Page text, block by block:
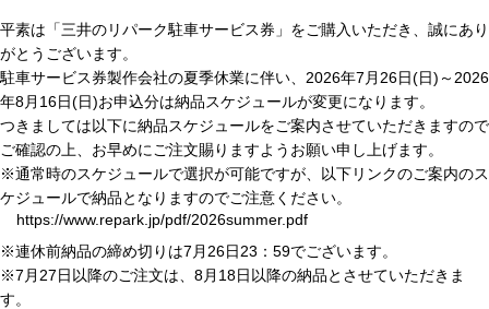
平素は「三井のリパーク駐車サービス券」をご購入いただき、誠にあり
がとうございます。
駐車サービス券製作会社の夏季休業に伴い、2026年7月26日(日)～2026
年8月16日(日)お申込分は納品スケジュールが変更になります。
つきましては以下に納品スケジュールをご案内させていただきますので
ご確認の上、お早めにご注文賜りますようお願い申し上げます。
※通常時のスケジュールで選択が可能ですが、以下リンクのご案内のス
ケジュールで納品となりますのでご注意ください。
https://www.repark.jp/pdf/2026summer.pdf
※連休前納品の締め切りは7月26日23：59でございます。
※7月27日以降のご注文は、8月18日以降の納品とさせていただきま
す。